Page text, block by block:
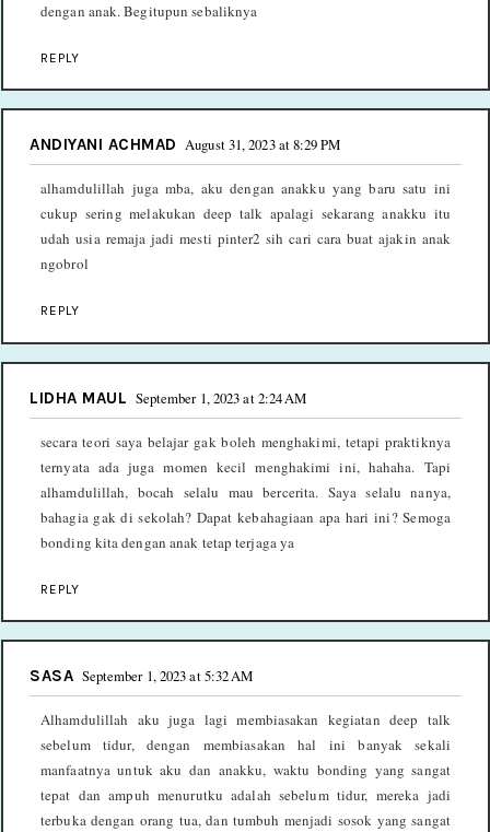
dengan anak. Begitupun sebaliknya
REPLY
ANDIYANI ACHMAD August 31, 2023 at 8:29 PM
alhamdulillah juga mba, aku dengan anakku yang baru satu ini
cukup sering melakukan deep talk apalagi sekarang anakku itu
udah usia remaja jadi mesti pinter2 sih cari cara buat ajakin anak
ngobrol
REPLY
LIDHA MAUL September 1, 2023 at 2:24 AM
secara teori saya belajar gak boleh menghakimi, tetapi praktiknya
ternyata ada juga momen kecil menghakimi ini, hahaha. Tapi
alhamdulillah, bocah selalu mau bercerita. Saya selalu nanya,
bahagia gak di sekolah? Dapat kebahagiaan apa hari ini? Semoga
bonding kita dengan anak tetap terjaga ya
REPLY
SASA September 1, 2023 at 5:32 AM
Alhamdulillah aku juga lagi membiasakan kegiatan deep talk
sebelum tidur, dengan membiasakan hal ini banyak sekali
manfaatnya untuk aku dan anakku, waktu bonding yang sangat
tepat dan ampuh menurutku adalah sebelum tidur, mereka jadi
terbuka dengan orang tua, dan tumbuh menjadi sosok yang sangat